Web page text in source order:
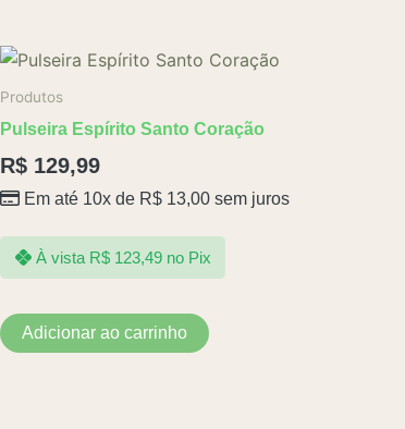
produto
Produtos
Pulseira Espírito Santo Coração
R$ 129,99
Em até 10x de R$ 13,00 sem juros
À vista R$123,49 no Pix
Adicionar ao carrinho